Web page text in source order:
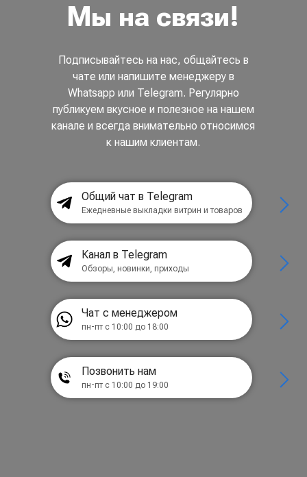
Мы на связи!
Подписывайтесь на нас, общайтесь в
чате или напишите менеджеру в
Whatsapp или Telegram. Регулярно
публикуем вкусное и полезное на нашем
канале и всегда внимательно относимся
к нашим клиентам.
Общий чат в Telegram
Ежедневные выкладки витрин и товаров
Канал в Telegram
Обзоры, новинки, приходы
Чат с менеджером
пн-пт с 10:00 до 18:00
Позвонить нам
пн-пт с 10:00 до 19:00